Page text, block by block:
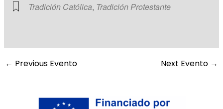
Tradición Católica, Tradición Protestante
← Previous Evento Next Evento →